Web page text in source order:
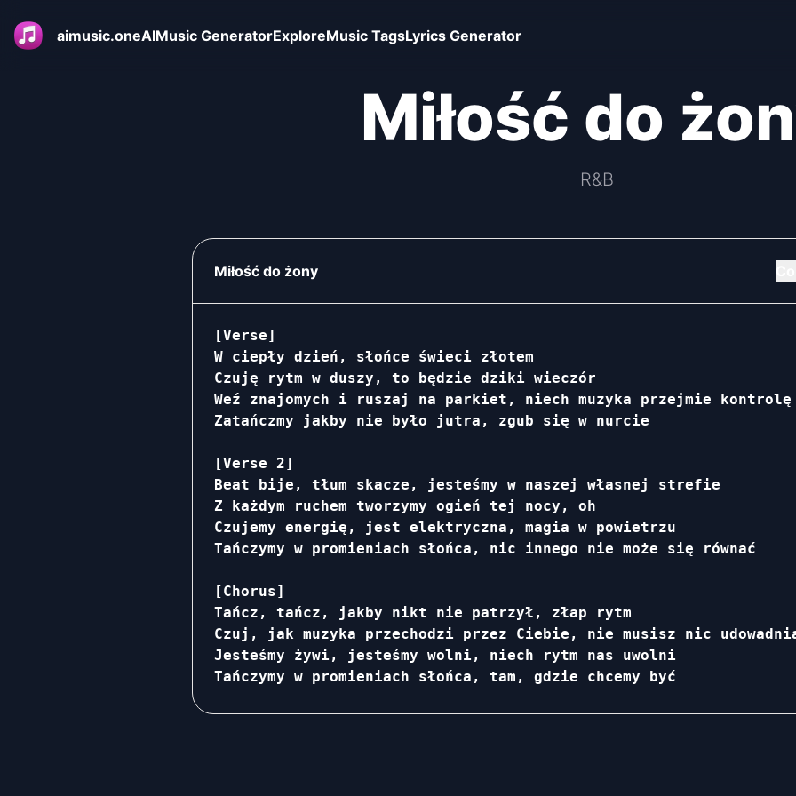
aimusic.oneAIMusic GeneratorExploreMusic TagsLyrics Generator
Miłość do
R&B
Miłość do żony
[Verse]
W ciepły dzień, słońce świeci złotem
Czuję rytm w duszy, to będzie dziki wieczór
Weź znajomych i ruszaj na parkiet, niech muzyka przejmie kontrolę
Zatańczmy jakby nie było jutra, zgub się w nurcie
[Verse 2]
Beat bije, tłum skacze, jesteśmy w naszej własnej strefie
Z każdym ruchem tworzymy ogień tej nocy, oh
Czujemy energię, jest elektryczna, magia w powietrzu
Tańczymy w promieniach słońca, nic innego nie może się równać
[Chorus]
Tańcz, tańcz, jakby nikt nie patrzył, złap rytm
Czuj, jak muzyka przechodzi przez Ciebie, nie musisz nic
Jesteśmy żywi, jesteśmy wolni, niech rytm nas uwolni
Tańczymy w promieniach słońca, tam, gdzie chcemy być